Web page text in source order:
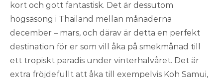
kort och gott fantastisk. Det är dessutom
högsäsong i Thailand mellan månaderna
december – mars, och därav är detta en perfekt
destination för er som vill åka på smekmånad till
ett tropiskt paradis under vinterhalvåret. Det är
extra fröjdefullt att åka till exempelvis Koh Samui,